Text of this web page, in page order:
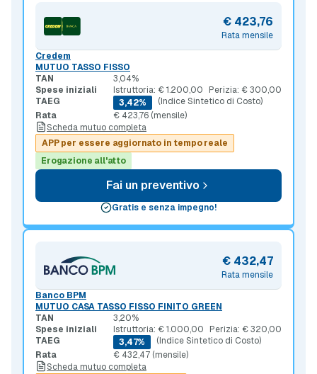
Rata mensile
€ 423,76
Credem
MUTUO TASSO FISSO
TAN
3,04%
Spese iniziali
Istruttoria: € 1.200,00
Perizia: € 300,00
TAEG
3,42%
(Indice Sintetico di Costo)
Rata
€ 423,76 (mensile)
Scheda mutuo completa
APP per essere aggiornato in tempo reale
Erogazione all'atto
Fai un preventivo
Gratis e senza impegno!
Rata mensile
€ 432,47
Banco BPM
MUTUO CASA TASSO FISSO FINITO GREEN
TAN
3,20%
Spese iniziali
Istruttoria: € 1.000,00
Perizia: € 320,00
TAEG
3,47%
(Indice Sintetico di Costo)
Rata
€ 432,47 (mensile)
Scheda mutuo completa